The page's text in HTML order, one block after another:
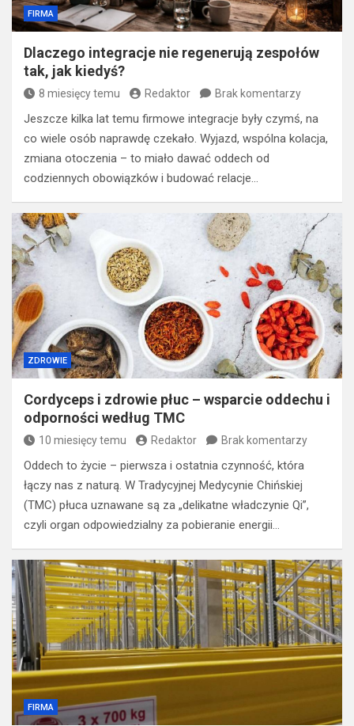
FIRMA
Dlaczego integracje nie regenerują zespołów
tak, jak kiedyś?
8 miesięcy temu Redaktor Brak komentarzy
Jeszcze kilka lat temu firmowe integracje były czymś, na
co wiele osób naprawdę czekało. Wyjazd, wspólna kolacja,
zmiana otoczenia – to miało dawać oddech od
codziennych obowiązków i budować relacje…
ZDROWIE
Cordyceps i zdrowie płuc – wsparcie oddechu i
odporności według TMC
10 miesięcy temu Redaktor Brak komentarzy
Oddech to życie – pierwsza i ostatnia czynność, która
łączy nas z naturą. W Tradycyjnej Medycynie Chińskiej
(TMC) płuca uznawane są za „delikatne władczynie Qi”,
czyli organ odpowiedzialny za pobieranie energii…
FIRMA